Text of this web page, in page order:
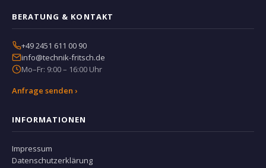
BERATUNG & KONTAKT
+49 2451 611 00 90
info@technik-fritsch.de
Mo–Fr: 9:00 – 16:00 Uhr
Anfrage senden ›
INFORMATIONEN
Impressum
Datenschutzerklärung